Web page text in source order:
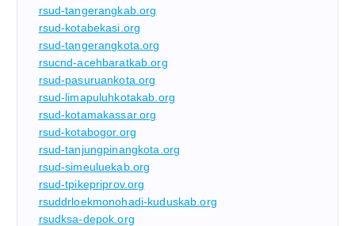
rsud-tangerangkab.org
rsud-kotabekasi.org
rsud-tangerangkota.org
rsucnd-acehbaratkab.org
rsud-pasuruankota.org
rsud-limapuluhkotakab.org
rsud-kotamakassar.org
rsud-kotabogor.org
rsud-tanjungpinangkota.org
rsud-simeuluekab.org
rsud-tpikepriprov.org
rsuddrloekmonohadi-kuduskab.org
rsudksa-depok.org